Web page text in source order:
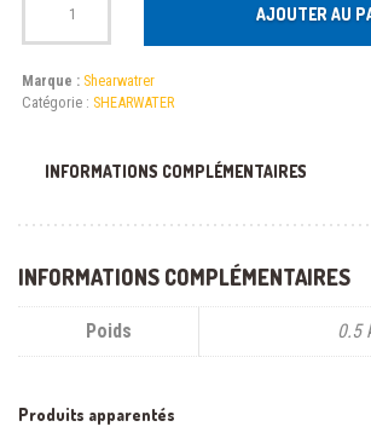
AJOUTER AU
Marque : Shearwatrer
Catégorie : SHEARWATER
INFORMATIONS COMPLÉMENTAIRES
INFORMATIONS COMPLÉMENTAIRES
Poids 0.5
Produits apparentés